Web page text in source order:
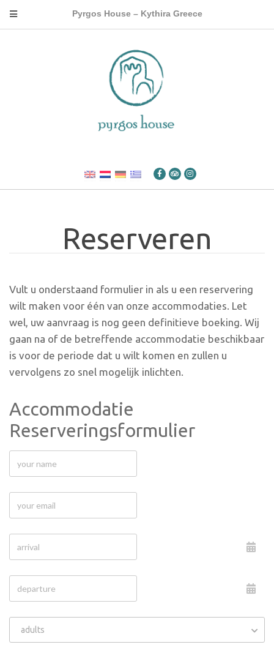
Pyrgos House – Kythira Greece
Reserveren
Vult u onderstaand formulier in als u een reservering
wilt maken voor één van onze accommodaties. Let
wel, uw aanvraag is nog geen definitieve boeking. Wij
gaan na of de betreffende accommodatie beschikbaar
is voor de periode dat u wilt komen en zullen u
vervolgens zo snel mogelijk inlichten.
Accommodatie
Reserveringsformulier
adults